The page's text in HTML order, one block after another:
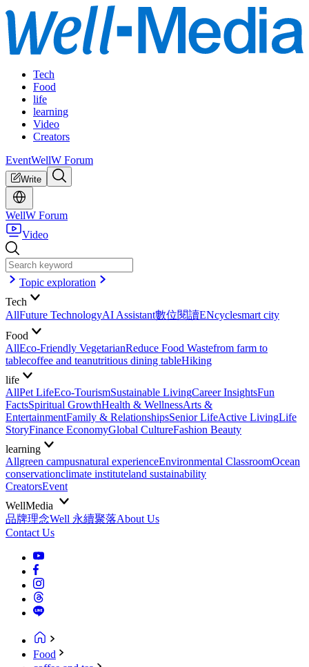
Tech
Food
life
learning
Video
Creators
EventWellW Forum
Write
WellW Forum
Video
Topic exploration
Tech
AllFuture TechnologyAI Assistant數位閱讀ENcyclesmart city
Food
AllEco-Friendly VegetarianReduce Food Wastefrom farm to
tablecoffee and teanutritious dining tableHiking
life
AllPet LifeEco-TourismSustainable LivingCareer InsightsFun
FactsSpiritual GrowthHealth & WellnessArts &
EntertainmentFamily & RelationshipsSenior LifeActive LivingLife
StoryFinance EconomyGlobal CultureFashion Beauty
learning
Allgreen campusnatural experienceEnvironmental ClassroomOcean
conservationclimate instituteland sustainability
CreatorsEvent
WellMedia
品牌理念Well 永續聚落About Us
Contact Us
Food